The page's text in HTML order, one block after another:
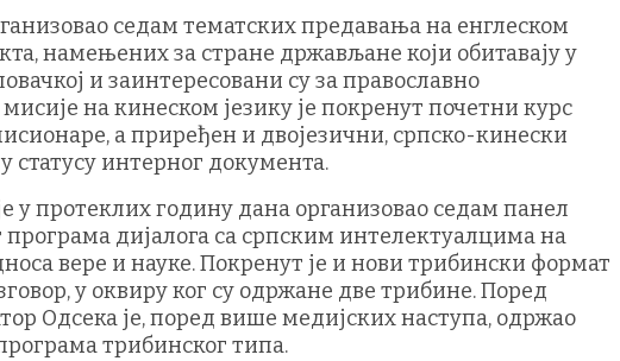
седам тематских предавања на енглеском
намењених за стране држављане који обитавају у
и заинтересовани су за православно
на кинеском језику је покренут почетни курс
а приређен и двојезични, српско-кинески
статусу интерног документа.
у протеклих годину дана организовао седам панел
програма дијалога са српским интелектуалцима на
вере и науке. Покренут је и нови трибински формат
у оквиру ког су одржане две трибине. Поред
Одсека је, поред више медијских наступа, одржао
трибинског типа.